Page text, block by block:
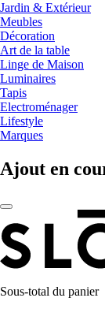
Jardin & Extérieur
Meubles
Décoration
Art de la table
Linge de Maison
Luminaires
Tapis
Electroménager
Lifestyle
Marques
Ajout en
Sous-total du panier